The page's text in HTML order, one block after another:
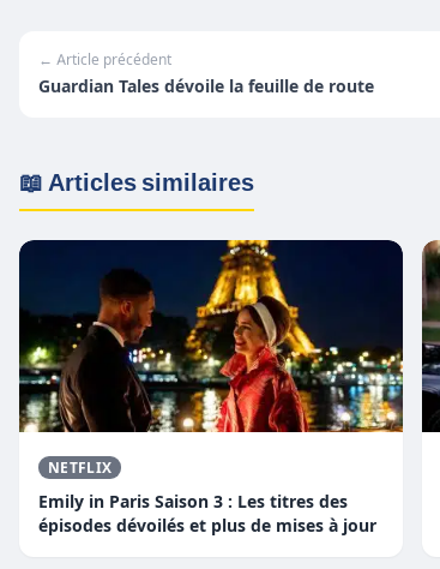
← Article précédent
Guardian Tales dévoile la feuille de route
📖 Articles similaires
NETFLIX
Emily in Paris Saison 3 : Les titres des
épisodes dévoilés et plus de mises à jour